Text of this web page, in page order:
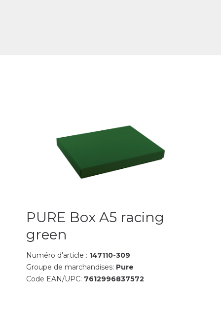
PURE Box A5 racing
green
Numéro d'article : 147110-309
Groupe de marchandises: Pure
Code EAN/UPC: 7612996837572